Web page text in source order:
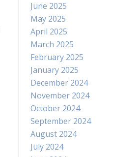
June 2025
May 2025
April 2025
March 2025
February 2025
January 2025
December 2024
November 2024
October 2024
September 2024
August 2024
July 2024